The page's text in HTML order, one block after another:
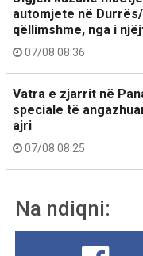
automjete në
qëllimshme, nga i
07/08 08:36
Vatra e zjarrit në
speciale të
ajri
07/08 08:25
Na ndiqni: